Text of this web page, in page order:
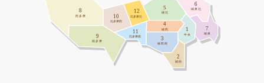
8
西多摩
9
南多摩
11
北多摩南
5
城北
10
北多摩西
12
北多摩北
4
城西
3
城西南
2
城南
1
中央
7
城東
6
城東北